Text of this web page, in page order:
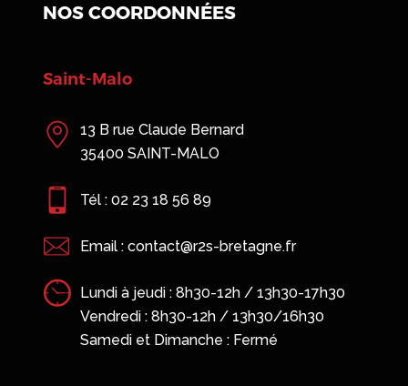
NOS COORDONNÉES
Saint-Malo
13 B rue Claude Bernard
35400 SAINT-MALO
Tél : 02 23 18 56 89
Email : contact@r2s-bretagne.fr
Lundi à jeudi : 8h30-12h / 13h30-17h30
Vendredi : 8h30-12h / 13h30/16h30
Samedi et Dimanche : Fermé